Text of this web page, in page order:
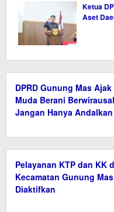
Ketua
Aset
DPRD Gunung Mas
Muda Berani
Jangan Hanya
Pelayanan KTP dan KK
Kecamatan Gunung
Diaktifkan